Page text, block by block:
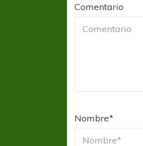
Comentario
Nombre*